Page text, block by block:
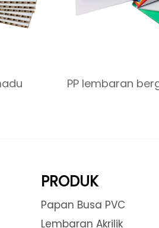
PP lembaran
PRODUK
Papan Busa PVC
Lembaran Akrilik